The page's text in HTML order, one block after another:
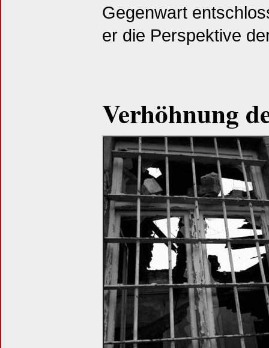
Gegenwart
er die Perspektive
Verhöhnung